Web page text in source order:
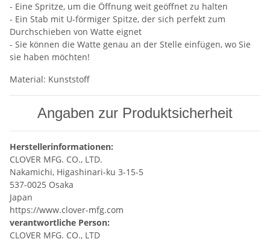
- Eine Spritze, um die Öffnung weit geöffnet zu halten
- Ein Stab mit U-förmiger Spitze, der sich perfekt zum
Durchschieben von Watte eignet
- Sie können die Watte genau an der Stelle einfügen, wo Sie
sie haben möchten!
Material: Kunststoff
Angaben zur Produktsicherheit
Herstellerinformationen:
CLOVER MFG. CO., LTD.
Nakamichi, Higashinari-ku 3-15-5
537-0025 Osaka
Japan
https://www.clover-mfg.com
verantwortliche Person:
CLOVER MFG. CO., LTD